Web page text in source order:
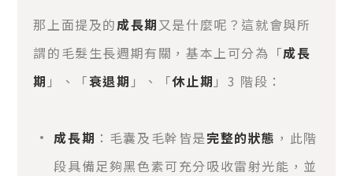
那上面提及的成長期又是什麼呢？這就會與所
謂的毛髮生長週期有關，基本上可分為「成長
期 」、「衰退期 」、「休止期 」3 階段：
成長期 ：毛囊及毛幹皆是完整的狀態 ，此階
段具備足夠黑色素可充分吸收雷射光能，並